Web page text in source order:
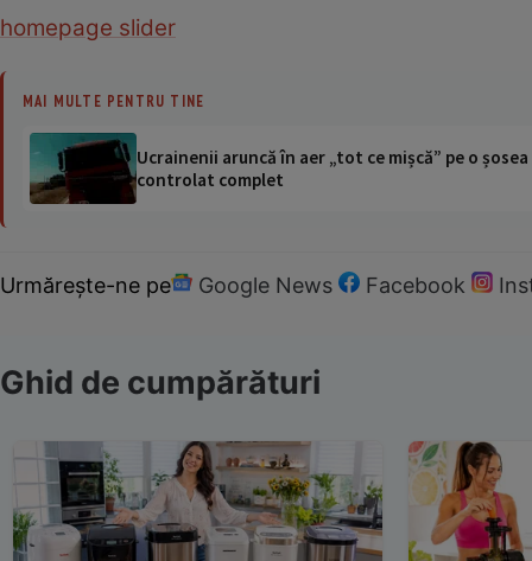
homepage slider
MAI MULTE PENTRU TINE
Ucrainenii aruncă în aer „tot ce mișcă” pe o
controlat complet
Urmărește-ne pe Google News Facebook
Ghid de cumpărături